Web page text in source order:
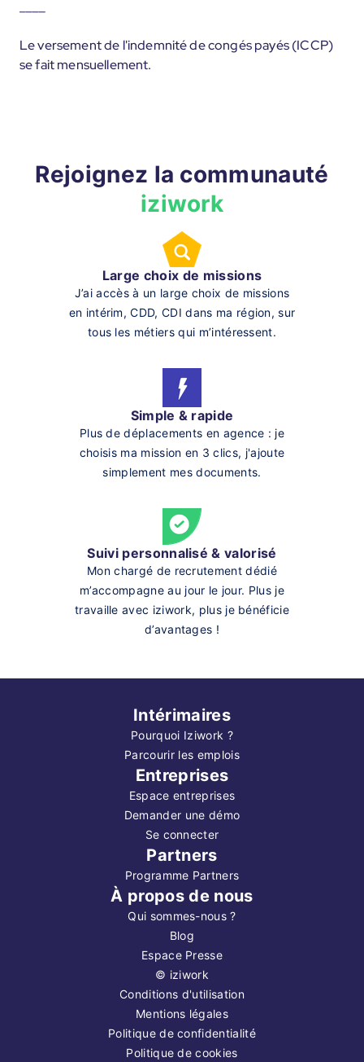
Le versement de l'indemnité de congés payés (ICCP)
se fait mensuellement.
Rejoignez la communauté
iziwork
Large choix de missions
J’ai accès à un large choix de missions
en intérim, CDD, CDI dans ma région, sur
tous les métiers qui m’intéressent.
Simple & rapide
Plus de déplacements en agence : je
choisis ma mission en 3 clics, j'ajoute
simplement mes documents.
Suivi personnalisé & valorisé
Mon chargé de recrutement dédié
m’accompagne au jour le jour. Plus je
travaille avec iziwork, plus je bénéficie
d’avantages !
Intérimaires
Pourquoi Iziwork ?
Parcourir les emplois
Entreprises
Espace entreprises
Demander une démo
Se connecter
Partners
Programme Partners
À propos de nous
Qui sommes-nous ?
Blog
Espace Presse
© iziwork
Conditions d'utilisation
Mentions légales
Politique de confidentialité
Politique de cookies